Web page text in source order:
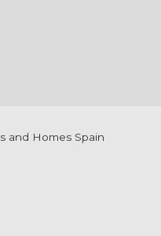
and Homes Spain